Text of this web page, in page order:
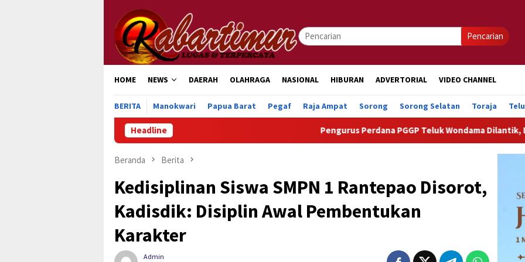
konten
Pencarian
HOME NEWS DAERAH OLAHRAGA NASIONAL HIBURAN ADVERTORIAL VIDEO CHANNEL
BERITA Manokwari Papua Barat Pegaf Raja Ampat Sorong Sorong Selatan Toraja
Headline Pengurus Perdana PGGP Teluk Wondama Dilantik, Dorong
Beranda Berita
Kedisiplinan Siswa SMPN 1 Rantepao Disorot,
Kadisdik: Disiplin Awal Pembentukan
Karakter
Admin